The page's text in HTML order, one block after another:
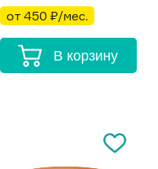
от 450 ₽/мес.
В корзину